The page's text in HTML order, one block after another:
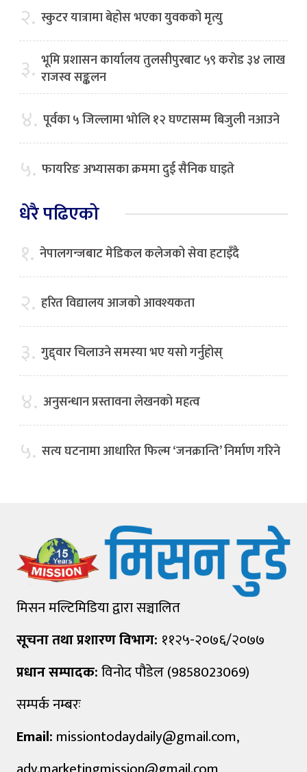
२. स्कुटर यात्रामा बेहोस भएका युवकको मृत्यु
३. भूमि प्रशासन कार्यालय तुलसीपुरबाट ५९ करोड ३४ लाख
राजस्व सङ्कलन
४. पूर्वका ५ जिल्लामा भाेलि १२ घण्टासम्म बिजुली नआउने
५. फायरिङ अभ्यासका क्रममा दुई सैनिक घाइते
धेरै पढिएको
१. नेपालगन्जबाट मेडिकल कलेजको सेवा हटाइँदै
२. हरित विद्यालय आजको आवश्यकता
३. गुद्द्वार चिलाउने समस्या भए यसो गर्नुहोस्
४. अनुसन्धान प्रस्तावना लेखनको महत्व
५. सत्य घटनामा आधारित फिल्म ‘जनक्रान्ति’ निर्माण गरिने
मिसन मल्टिमिडिया द्वारा सञ्चालित
सूचना तथा प्रशारण विभाग: ११२५-२०७६/२०७७
प्रधान सम्पादक:विनोद पौडेल (9858023069)
सम्पर्क नम्बरः
Email: missiontodaydaily@gmail.com,